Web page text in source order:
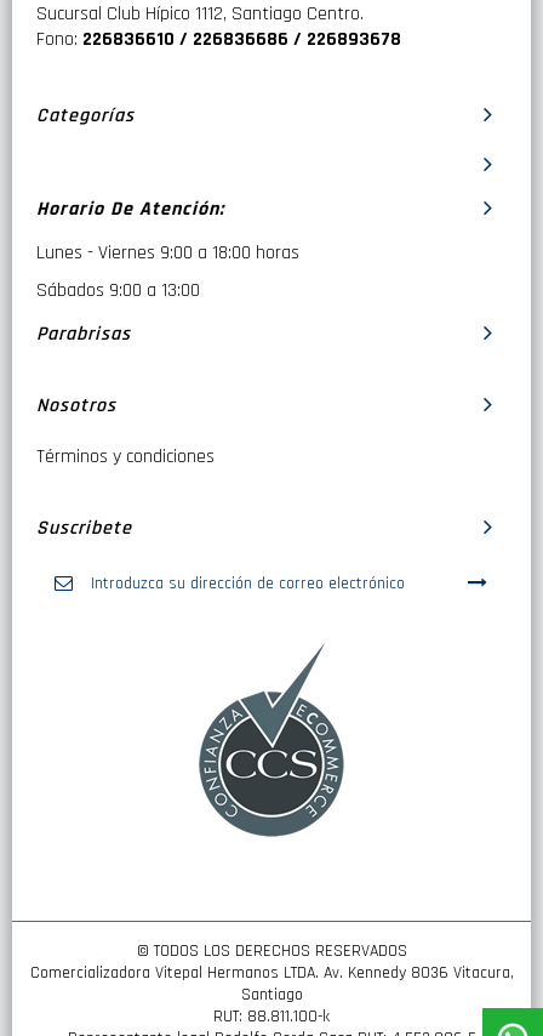
Sucursal Club Hípico 1112, Santiago Centro.
Fono: 226836610 / 226836686 / 226893678
Categorías
Horario De Atención:
Lunes - Viernes 9:00 a 18:00 horas
Sábados 9:00 a 13:00
Parabrisas
Nosotros
Términos y condiciones
Suscribete
© TODOS LOS DERECHOS RESERVADOS
Comercializadora Vitepal Hermanos LTDA. Av. Kennedy 8036 Vitacura,
Santiago
RUT: 88.811.100-k